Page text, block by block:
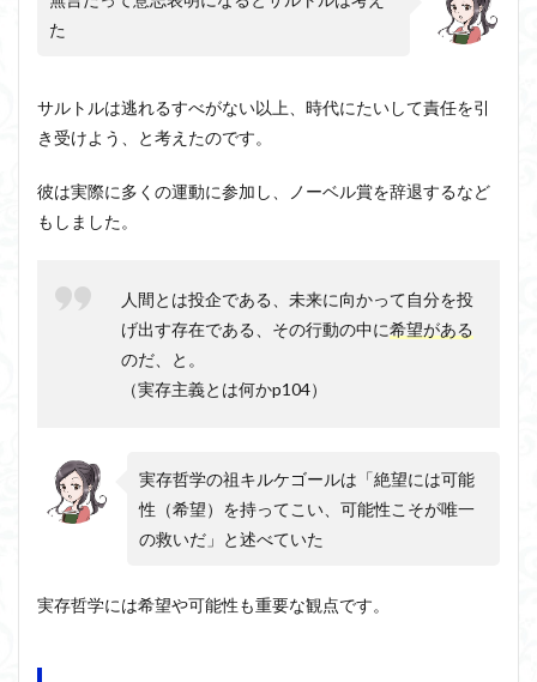
た
サルトルは逃れるすべがない以上、時代にたいして責任を引
き受けよう、と考えたのです。
彼は実際に多くの運動に参加し、ノーベル賞を辞退するなど
もしました。
人間とは投企である、未来に向かって自分を投
げ出す存在である、その行動の中に希望がある
のだ、と。
（実存主義とは何かp104）
実存哲学の祖キルケゴールは「絶望には可能
性（希望）を持ってこい、可能性こそが唯一
の救いだ」と述べていた
実存哲学には希望や可能性も重要な観点です。